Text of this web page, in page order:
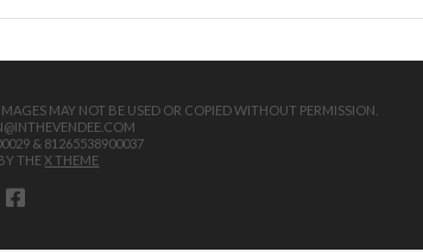
MAY NOT BE USED OR COPIED WITHOUT PERMISSION.
& 81265538900037
THEX THEME